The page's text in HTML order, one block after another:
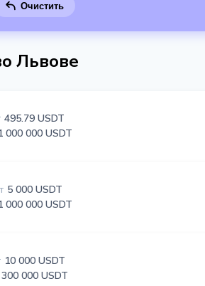
Очистить
Львове
495.79 USDT
000 000 USDT
5 000 USDT
000 000 USDT
10 000 USDT
300 000 USDT